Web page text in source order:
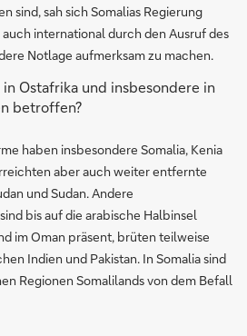
sind, sah sich Somalias Regierung
international durch den Ausruf des
Notlage aufmerksam zu machen.
Ostafrika und insbesondere in
betroffen?
haben insbesondere Somalia, Kenia
aber auch weiter entfernte
und Sudan. Andere
bis auf die arabische Halbinsel
im Oman präsent, brüten teilweise
Indien und Pakistan. In Somalia sind
Regionen Somalilands von dem Befall